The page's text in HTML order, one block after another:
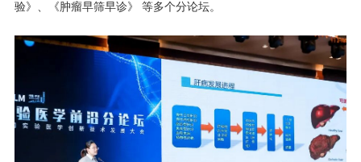
验》、《肿瘤早筛早诊》 等多个分论坛。